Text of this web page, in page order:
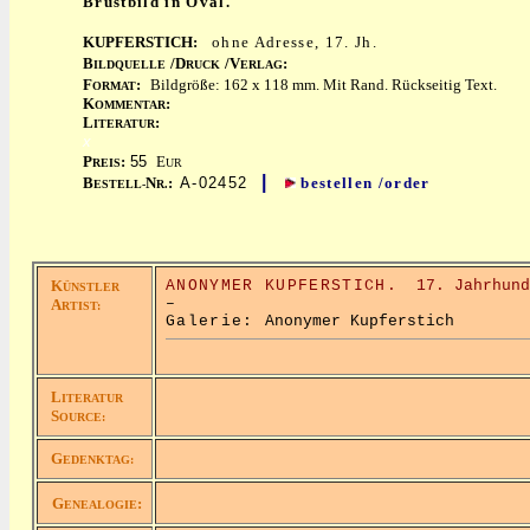
KUPFERSTICH:
ohne Adresse, 17. Jh.
BILDQUELLE /DRUCK /VERLAG:
FORMAT: Bildgröße: 162 x 118 mm. Mit Rand. Rückseitig Text.
KOMMENTAR:
LITERATUR:
x
PREIS: 55 EUR
BESTELL-NR.: A-02452 | bestellen /order
KÜNSTLER
ARTIST:
ANONYMER KUPFERSTICH.
17.
–
Galerie: Anonymer Kupferstich
LITERATUR
SOURCE:
GEDENKTAG:
GENEALOGIE: